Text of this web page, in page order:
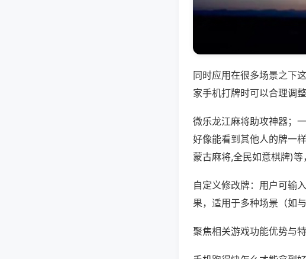
同时应用在很多场景之下
家手机打牌时可以合理调
微乐龙江麻将助攻神器；
好像能看到其他人的牌一
蒙古麻将,全民如意棋牌)等
自定义修改牌：用户可输
果，适用于多种场景（如
聚焦相关游戏功能优势与特